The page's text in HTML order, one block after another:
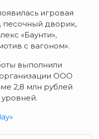
игровая
песочный дворик,
«Баунти»,
с вагоном».
выполнили
ООО
2,8 млн рублей